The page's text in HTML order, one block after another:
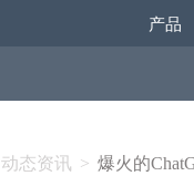
产品
动态资讯 > 爆火的